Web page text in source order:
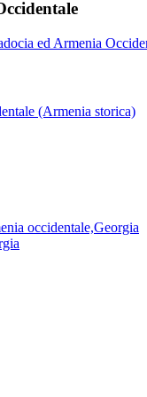
ed Armenia
(Armenia storica)
occidentale,Georgia